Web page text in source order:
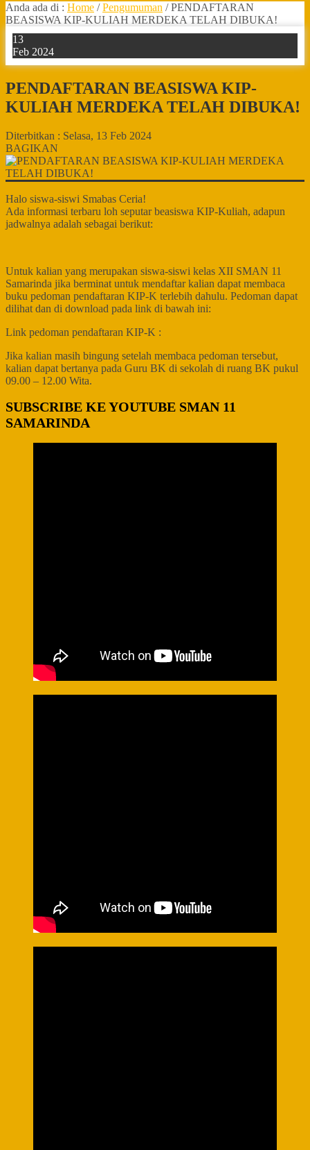
Anda ada di : Home /Pengumuman /PENDAFTARAN
BEASISWA KIP-KULIAH MERDEKA TELAH DIBUKA!
13
Feb 2024
PENDAFTARAN BEASISWA KIP-
KULIAH MERDEKA TELAH DIBUKA!
Diterbitkan : Selasa, 13 Feb 2024
BAGIKAN
Halo siswa-siswi Smabas Ceria!
Ada informasi terbaru loh seputar beasiswa KIP-Kuliah, adapun
jadwalnya adalah sebagai berikut:
Untuk kalian yang merupakan siswa-siswi kelas XII SMAN 11
Samarinda jika berminat untuk mendaftar kalian dapat membaca
buku pedoman pendaftaran KIP-K terlebih dahulu. Pedoman dapat
dilihat dan di download pada link di bawah ini:
Link pedoman pendaftaran KIP-K :
Jika kalian masih bingung setelah membaca pedoman tersebut,
kalian dapat bertanya pada Guru BK di sekolah di ruang BK pukul
09.00 – 12.00 Wita.
SUBSCRIBE KE YOUTUBE SMAN 11
SAMARINDA